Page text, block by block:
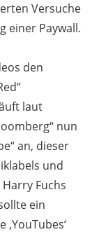
Versuche
einer Paywall.
den
laut
nun
an, dieser
und
Fuchs
ein